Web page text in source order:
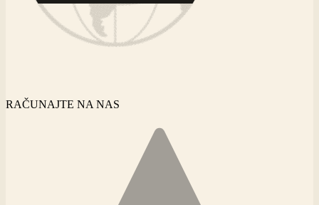
RAČUNAJTE NA NAS